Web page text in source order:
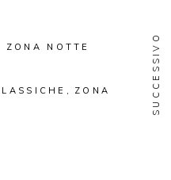
ZONA NOTTE
ZONA
SUCCESSIVO